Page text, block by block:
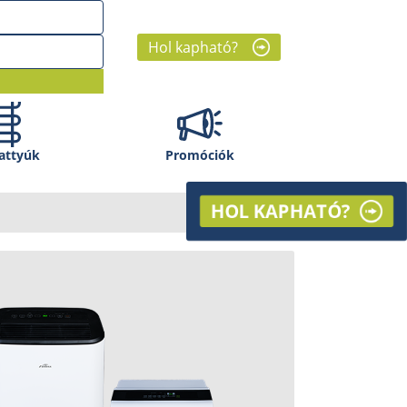
Hol kapható?
Promóciók
HOL KAPHATÓ?